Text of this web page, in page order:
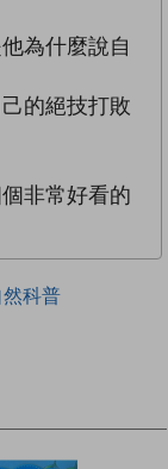
為什麼說自
的絕技打敗
非常好看的
然科普